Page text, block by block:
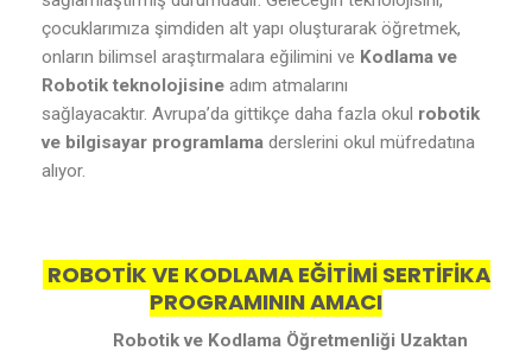
çocuklarımıza şimdiden alt yapı oluşturarak öğretmek,
onların bilimsel araştırmalara eğilimini ve Kodlama ve
Robotik teknolojisine adım atmalarını
sağlayacaktır. Avrupa’da gittikçe daha fazla okul robotik
ve bilgisayar programlama derslerini okul müfredatına
alıyor.
ROBOTİK VE KODLAMA EĞİTİMİ SERTİFİKA
PROGRAMININ AMACI
Robotik ve Kodlama Öğretmenliği Uzaktan